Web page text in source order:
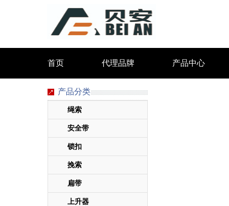
首页 代理品牌 产品中心
产品分类
绳索
安全带
锁扣
挽索
扁带
上升器